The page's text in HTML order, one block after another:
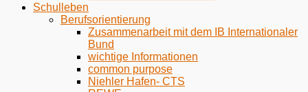
Schulleben
Berufsorientierung
Zusammenarbeit mit dem IB Internationaler
Bund
wichtige Informationen
common purpose
Niehler Hafen- CTS